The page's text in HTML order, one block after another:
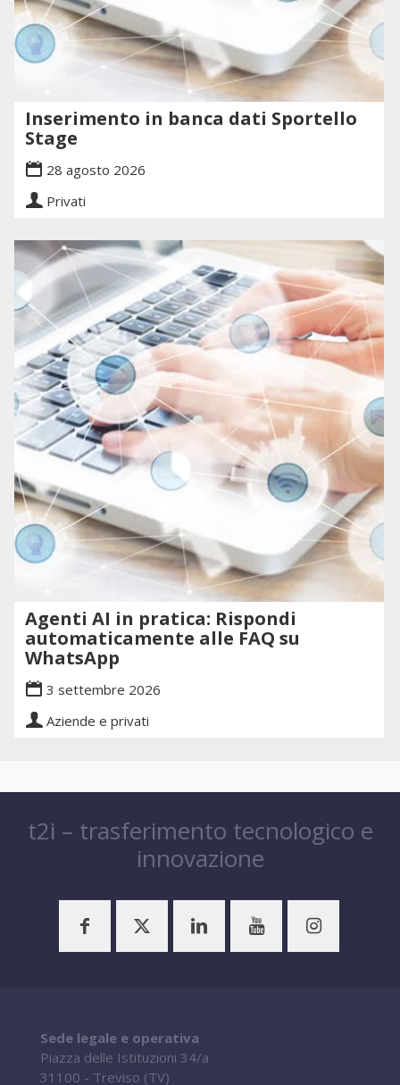
Inserimento in banca dati Sportello
Stage
28 agosto 2026
Privati
Agenti AI in pratica: Rispondi
automaticamente alle FAQ su
WhatsApp
3 settembre 2026
Aziende e privati
t2i – trasferimento tecnologico e
innovazione
Sede legale e operativa
Piazza delle Istituzioni 34/a
31100 - Treviso (TV)